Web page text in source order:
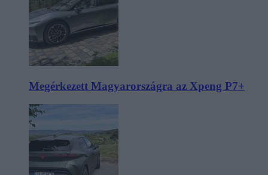
Megérkezett Magyarországra az Xpeng P7+